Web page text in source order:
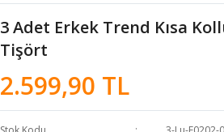
3 Adet Erkek Trend Kısa
Tişört
2.599,90 TL